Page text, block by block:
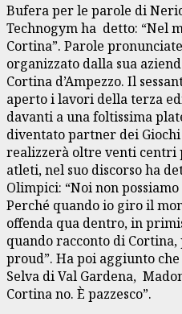
Bufera per le parole di
Technogym ha detto: “Nel
Cortina”. Parole
organizzato dalla sua
Cortina d’Ampezzo. Il
aperto i lavori della terza
davanti a una foltissima
diventato partner dei
realizzerà oltre venti centri
atleti, nel suo discorso ha
Olimpici: “Noi non
Perché quando io giro il
offenda qua dentro, in
quando racconto di
proud”. Ha poi aggiunto
Selva di Val Gardena,
Cortina no. È pazzesco”.